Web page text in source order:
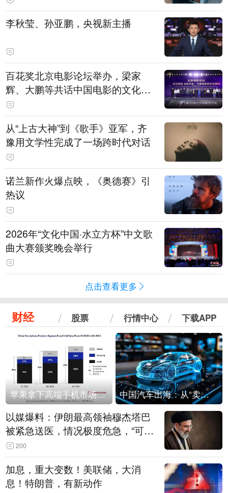
白，主演均为广州本土演员
李秋莹、孙亚鹏，央视新主播
百花奖北京电影论坛举办，梁家
辉、大鹏等共话中国电影的文化建
构
从“上古大神”到《歌手》亚军，齐
豫用文学性完成了一场跨时代对话
诺兰新作火爆点映，《奥德赛》引
热议
2026年“文化中国·水立方杯”中文歌
曲大赛颁奖晚会举行
点击查看更多
财经 股票 行情中心 下载APP
苹果拿下高端手机市场65%的份额：iPhone 17系列功不可没 中国汽车出海：从“卖出去”到“走进去”
以媒爆料：伊朗最高领袖穆杰塔巴
被紧急送医，情况极度危急，“可能
随时会死去”
200
加息，重大变数！美联储，大消
息！特朗普，有新动作